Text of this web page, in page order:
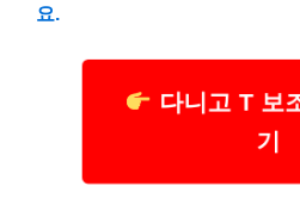
요.
다니고 T 보
기